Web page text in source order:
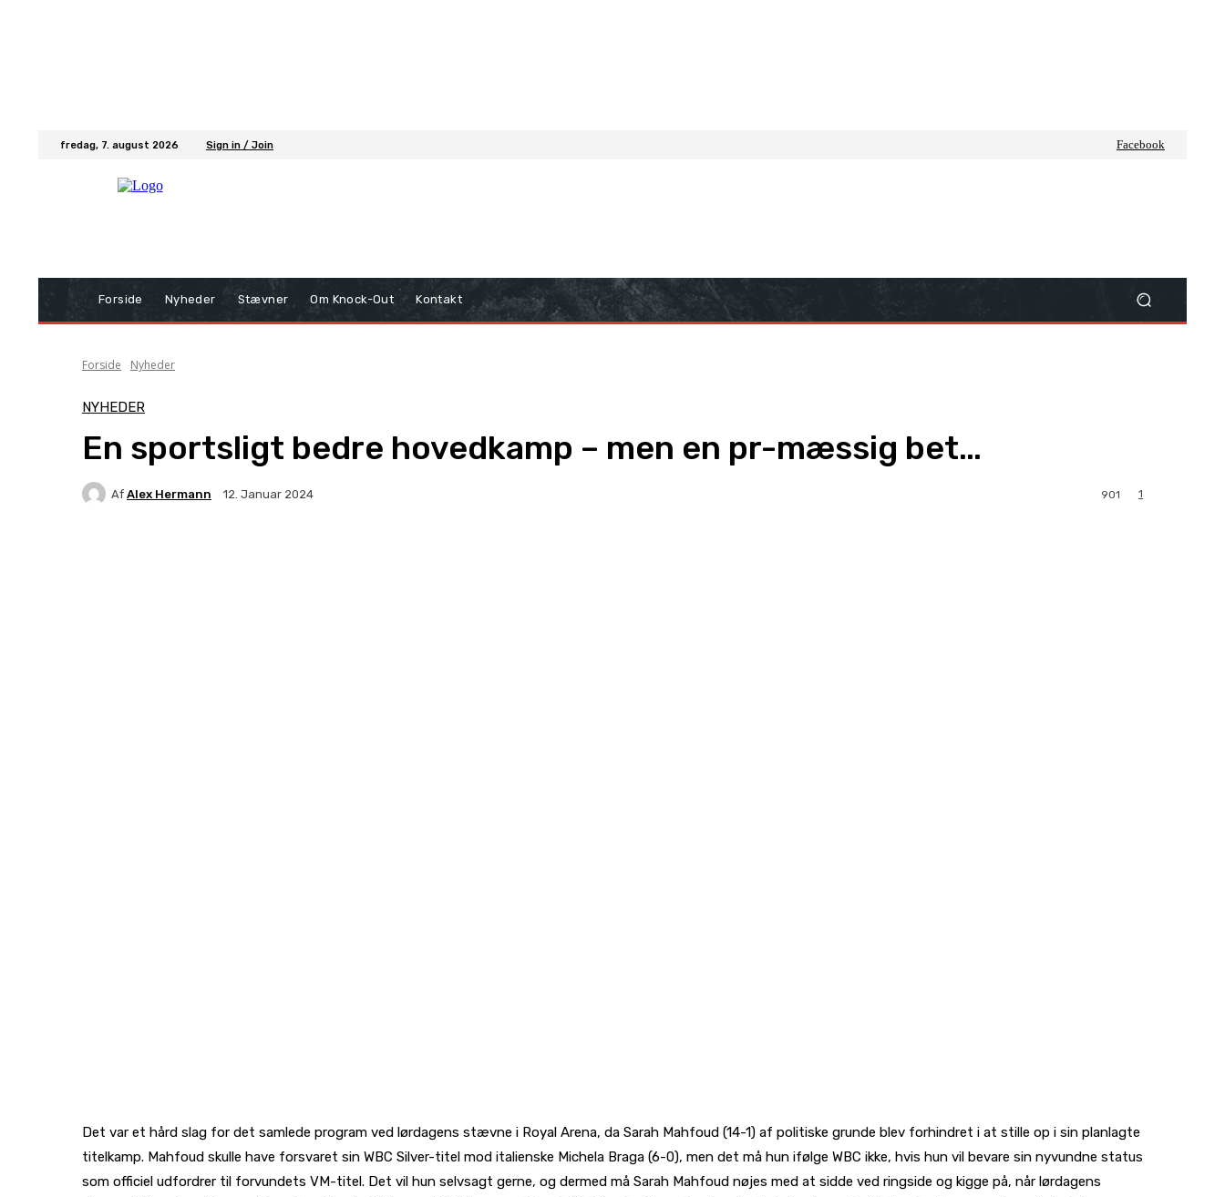
fredag, 7. august 2026 Sign in / Join Facebook
Forside Nyheder Stævner Om Knock-Out Kontakt
Forside Nyheder
NYHEDER
En sportsligt bedre hovedkamp – men en pr-mæssig bet…
Af Alex Hermann 12. Januar 2024 1
901
Det var et hård slag for det samlede program ved lørdagens stævne i Royal Arena, da Sarah Mahfoud (14-1) af politiske grunde blev forhindret i at stille op i sin planlagte
titelkamp. Mahfoud skulle have forsvaret sin WBC Silver-titel mod italienske Michela Braga (6-0), men det må hun ifølge WBC ikke, hvis hun vil bevare sin nyvundne status
som officiel udfordrer til forvundets VM-titel. Det vil hun selvsagt gerne, og dermed må Sarah Mahfoud nøjes med at sidde ved ringside og kigge på, når lørdagens